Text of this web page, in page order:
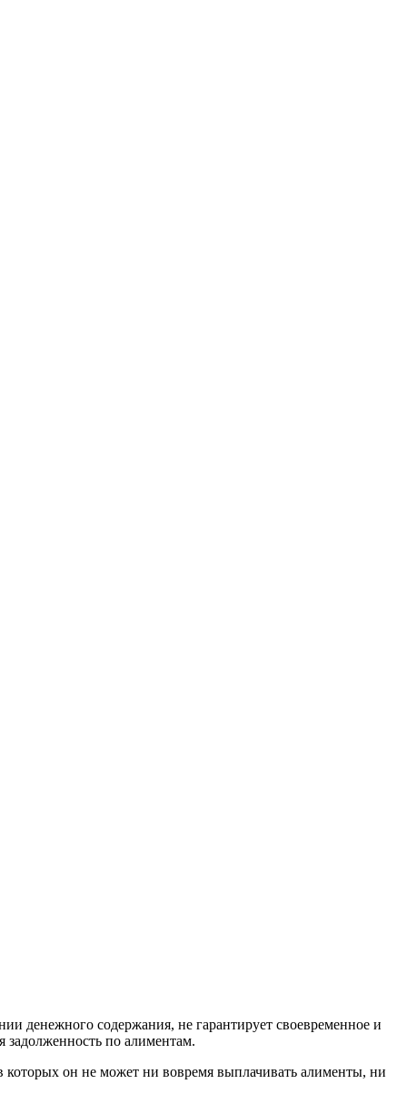
денежного содержания, не гарантирует своевременное и
задолженность по алиментам.
которых он не может ни вовремя выплачивать алименты, ни